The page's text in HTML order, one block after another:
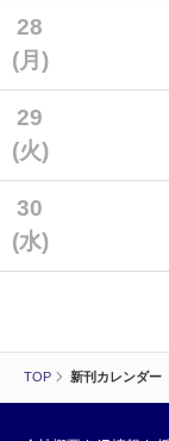
TOP 新刊カレンダー
28
(月)
29
(火)
30
(水)